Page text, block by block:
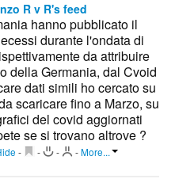
R v R's feed
hanno pubblicato il
durante l'ondata di
da attribuire
della Germania, dal Cvoid
dati simili ho cercato su
scaricare fino a Marzo, su
del covid aggiornati
se si trovano altrove ?
- - - -More...